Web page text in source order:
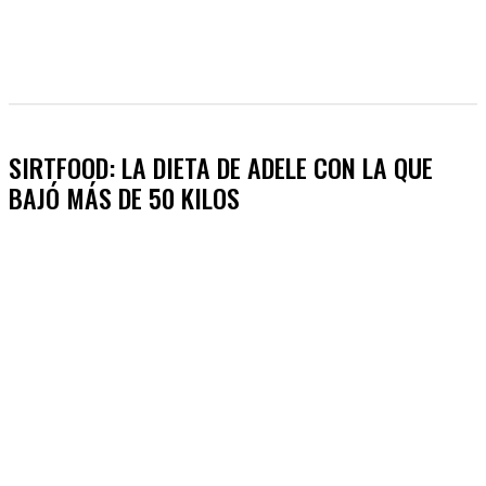
SIRTFOOD: LA DIETA DE ADELE CON LA QUE
BAJÓ MÁS DE 50 KILOS